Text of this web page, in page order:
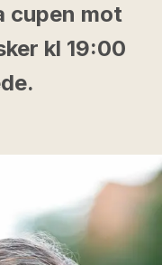
cupen mot
kl 19:00